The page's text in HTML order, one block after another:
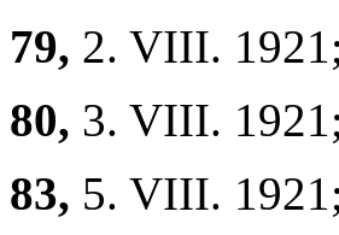
79, 2. VIII.
80, 3. VIII.
83, 5. VIII.